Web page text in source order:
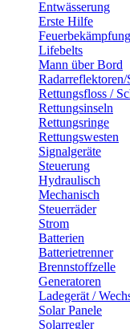
Entwässerung
Erste Hilfe
Feuerbekämpfung
Lifebelts
Mann über Bord
Radarreflektoren/
Rettungsfloss /
Rettungsinseln
Rettungsringe
Rettungswesten
Signalgeräte
Steuerung
Hydraulisch
Mechanisch
Steuerräder
Strom
Batterien
Batterietrenner
Brennstoffzelle
Generatoren
Ladegerät /
Solar Panele
Solarregler